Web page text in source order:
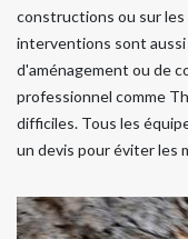
constructions ou sur
interventions sont aussi
d'aménagement ou de
professionnel comme
difficiles. Tous les
un devis pour éviter les